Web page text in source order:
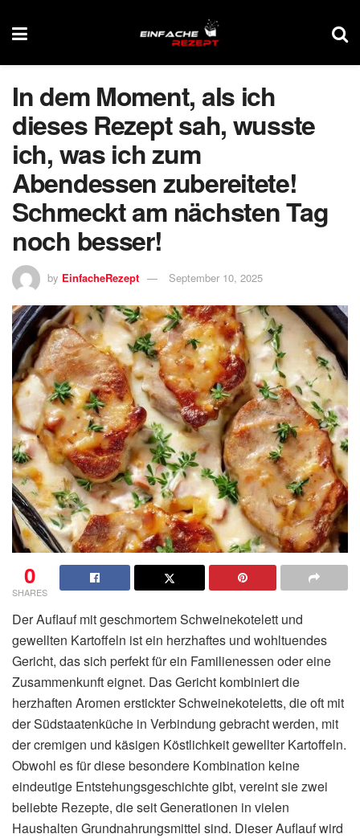
In dem Moment, als ich
dieses Rezept sah, wusste
ich, was ich zum
Abendessen zubereitete!
Schmeckt am nächsten Tag
noch besser!
by EinfacheRezept September 10, 2025
0
SHARES
Der Auflauf mit geschmortem Schweinekotelett und
gewellten Kartoffeln ist ein herzhaftes und wohltuendes
Gericht, das sich perfekt für ein Familienessen oder eine
Zusammenkunft eignet. Das Gericht kombiniert die
herzhaften Aromen erstickter Schweinekoteletts, die oft mit
der Südstaatenküche in Verbindung gebracht werden, mit
der cremigen und käsigen Köstlichkeit gewellter Kartoffeln.
Obwohl es für diese besondere Kombination keine
eindeutige Entstehungsgeschichte gibt, vereint sie zwei
beliebte Rezepte, die seit Generationen in vielen
Haushalten Grundnahrungsmittel sind. Dieser Auflauf wird